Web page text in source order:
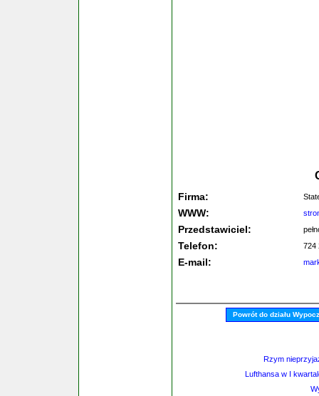
Firma:
WWW:
Przedstawiciel:
Telefon: 724
E-mail:
Powrót do działu
Rzym
Lufthansa w I